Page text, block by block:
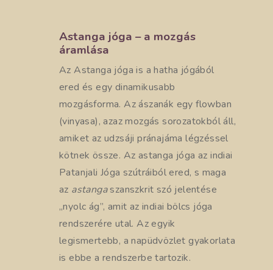
Astanga jóga – a mozgás
áramlása
Az Astanga jóga is a hatha jógából
ered és egy dinamikusabb
mozgásforma. Az ászanák egy flowban
(vinyasa), azaz mozgás sorozatokból áll,
amiket az udzsáji pránajáma légzéssel
kötnek össze. Az astanga jóga az indiai
Patanjali Jóga szútráiból ered, s maga
az astangaszanszkrit szó jelentése
„nyolc ág”, amit az indiai bölcs jóga
rendszerére utal. Az egyik
legismertebb, a napüdvözlet gyakorlata
is ebbe a rendszerbe tartozik.